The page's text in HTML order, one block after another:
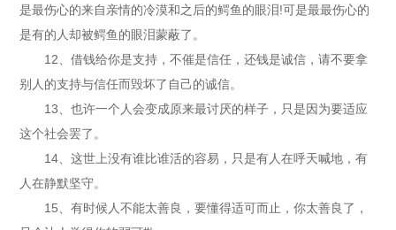
是最伤心的来自亲情的冷漠和之后的鳄鱼的眼泪!可是最最伤心的
是有的人却被鳄鱼的眼泪蒙蔽了。
12、借钱给你是支持，不催是信任，还钱是诚信，请不要拿
别人的支持与信任而毁坏了自己的诚信。
13、也许一个人会变成原来最讨厌的样子，只是因为要适应
这个社会罢了。
14、这世上没有谁比谁活的容易，只是有人在呼天喊地，有
人在静默坚守。
15、有时候人不能太善良，要懂得适可而止，你太善良了，